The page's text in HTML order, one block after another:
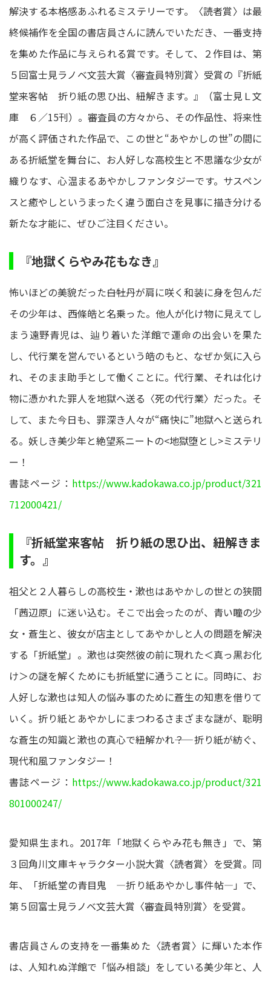
解決する本格感あふれるミステリーです。〈読者賞〉は最
終候補作を全国の書店員さんに読んでいただき、一番支持
を集めた作品に与えられる賞です。そして、２作目は、第
５回富士見ラノベ文芸大賞〈審査員特別賞〉受賞の『折紙
堂来客帖 折り紙の思ひ出、紐解きます。』（富士見Ｌ文
庫 ６／15刊）。審査員の方々から、その作品性、将来性
が高く評価された作品で、この世と“あやかしの世”の間に
ある折紙堂を舞台に、お人好しな高校生と不思議な少女が
織りなす、心温まるあやかしファンタジーです。サスペン
スと癒やしというまったく違う面白さを見事に描き分ける
新たな才能に、ぜひご注目ください。
『地獄くらやみ花もなき』
怖いほどの美貌だった――白牡丹が肩に咲く和装に身を包んだ
その少年は、西條皓と名乗った。他人が化け物に見えてし
まう遠野青児は、辿り着いた洋館で運命の出会いを果た
し、代行業を営んでいるという皓のもと、なぜか気に入ら
れ、そのまま助手として働くことに。代行業、それは化け
物に憑かれた罪人を地獄へ送る〈死の代行業〉だった。そ
して、また今日も、罪深き人々が“痛快に”地獄へと送られ
る。妖しき美少年と絶望系ニートの<地獄堕とし>ミステリ
ー！
書誌ページ： https://www.kadokawa.co.jp/product/321
712000421/
『折紙堂来客帖 折り紙の思ひ出、紐解きま
す。』
祖父と２人暮らしの高校生・漱也はあやかしの世との狭間
「茜辺原」に迷い込む。そこで出会ったのが、青い瞳の少
女・蒼生と、彼女が店主としてあやかしと人の問題を解決
する「折紙堂」。漱也は突然彼の前に現れた＜真っ黒お化
け＞の謎を解くためにも折紙堂に通うことに。同時に、お
人好しな漱也は知人の悩み事のために蒼生の知恵を借りて
いく。折り紙とあやかしにまつわるさまざまな謎が、聡明
な蒼生の知識と漱也の真心で紐解かれ――？ 折り紙が紡ぐ、
現代和風ファンタジー！
書誌ページ： https://www.kadokawa.co.jp/product/321
801000247/
愛知県生まれ。2017年「地獄くらやみ花も無き」で、第
３回角川文庫キャラクター小説大賞〈読者賞〉を受賞。同
年、「折紙堂の青目鬼 ―折り紙あやかし事件帖―」で、
第５回富士見ラノベ文芸大賞〈審査員特別賞〉を受賞。
書店員さんの支持を一番集めた〈読者賞〉に輝いた本作
は、人知れぬ洋館で「悩み相談」をしている美少年と、人